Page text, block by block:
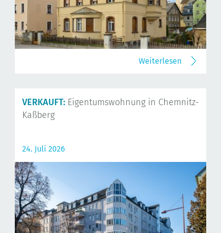
Weiterlesen
VERKAUFT: Eigentumswohnung in Chemnitz-
Kaßberg
24. Juli 2026